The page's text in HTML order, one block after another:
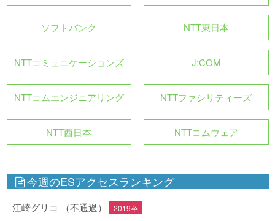
ソフトバンク NTT東日本
NTTコミュニケーションズ J:COM
NTTコムエンジニアリング NTTファシリティーズ
NTT西日本 NTTコムウェア
今週のESアクセスランキング
江崎グリコ （不通過） 2019卒